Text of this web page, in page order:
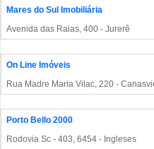
Mares do Sul Imobiliária
Avenida das Raias, 400 - Jurerê
On Line Imóveis
Rua Madre Maria Vilac, 220 -
Porto Bello 2000
Rodovia Sc - 403, 6454 - Ingleses